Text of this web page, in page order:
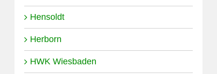
Hensoldt
Herborn
HWK Wiesbaden